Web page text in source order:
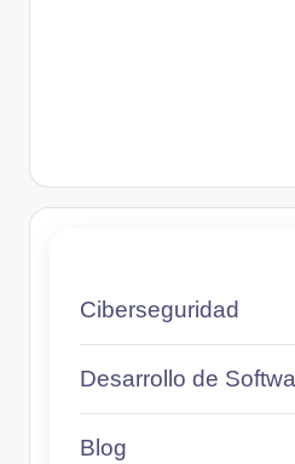
Ciberseguridad
Desarrollo de
Blog